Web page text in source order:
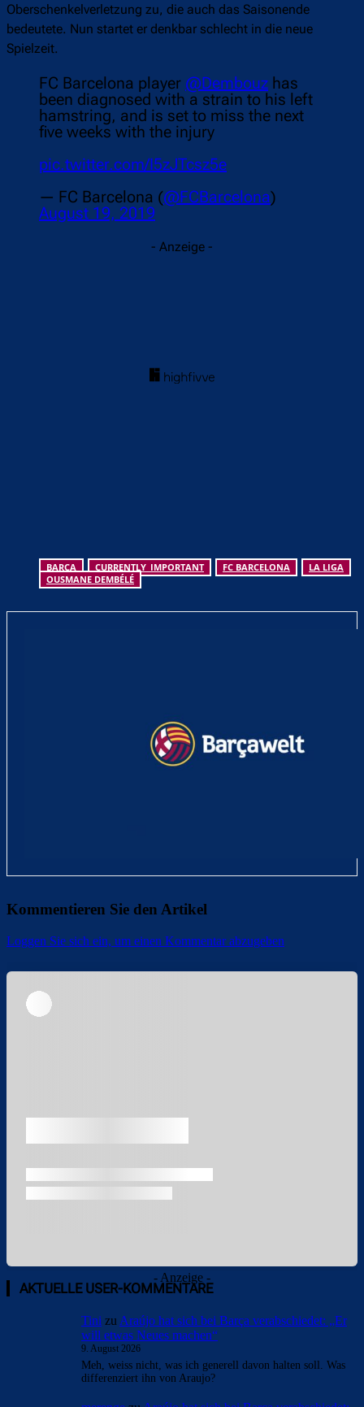
Oberschenkelverletzung zu, die auch das Saisonende
bedeutete. Nun startet er denkbar schlecht in die neue
Spielzeit.
FC Barcelona player @Dembouz has
been diagnosed with a strain to his left
hamstring, and is set to miss the next
five weeks with the injury
pic.twitter.com/I5zJTcsz5e
— FC Barcelona (@FCBarcelona)
August 19, 2019
- Anzeige -
BARCA CURRENTLY_IMPORTANT FC BARCELONA
LA LIGA
OUSMANE DEMBÉLÉ
Kommentieren Sie den Artikel
Loggen Sie sich ein, um einen Kommentar abzugeben
- Anzeige -
AKTUELLE USER-KOMMENTARE
Tini zu Araújo hat sich bei Barça verabschiedet: „Er
will etwas Neues machen“
9. August 2026
Meh, weiss nicht, was ich generell davon halten soll. Was
differenziert ihn von Araujo?